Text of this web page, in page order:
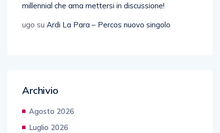
millennial che ama mettersi in discussione!
ugo su Ardi La Para – Percos nuovo singolo
Archivio
Agosto 2026
Luglio 2026